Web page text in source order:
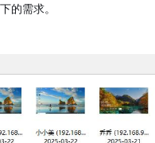
的需求。